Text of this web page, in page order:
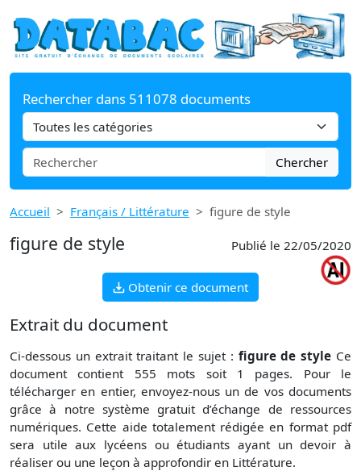
Rechercher dans 511078 documents
Chercher
Accueil Français / Littérature figure de style
figure de style Publié le 22/05/2020
Obtenir ce document
Extrait du document
Ci-dessous un extrait traitant le sujet : figure de style Ce
document contient 555 mots soit 1 pages. Pour le
télécharger en entier, envoyez-nous un de vos documents
grâce à notre système gratuit d’échange de ressources
numériques. Cette aide totalement rédigée en format pdf
sera utile aux lycéens ou étudiants ayant un devoir à
réaliser ou une leçon à approfondir en Littérature.